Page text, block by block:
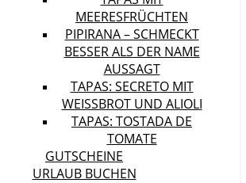
MEERESFRÜCHTEN
PIPIRANA – SCHMECKT
BESSER ALS DER NAME
AUSSAGT
TAPAS: SECRETO MIT
WEISSBROT UND ALIOLI
TAPAS: TOSTADA DE
TOMATE
GUTSCHEINE
URLAUB BUCHEN